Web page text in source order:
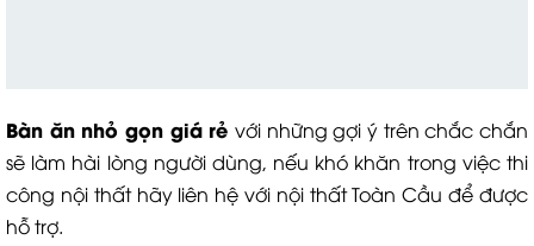
Bàn ăn nhỏ gọn giá rẻ với những gợi ý trên chắc chắn
sẽ làm hài lòng người dùng, nếu khó khăn trong việc thi
công nội thất hãy liên hệ với nội thất Toàn Cầu để được
hỗ trợ.